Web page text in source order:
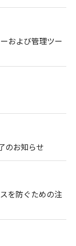
および管理ツー
のお知らせ
を防ぐための注